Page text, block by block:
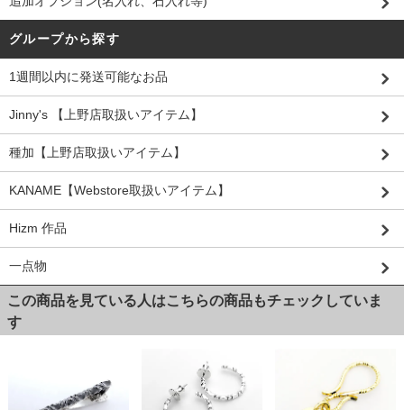
グループから探す
1週間以内に発送可能なお品
Jinny's 【上野店取扱いアイテム】
種加【上野店取扱いアイテム】
KANAME【Webstore取扱いアイテム】
Hizm 作品
一点物
この商品を見ている人はこちらの商品もチェックしていま
す